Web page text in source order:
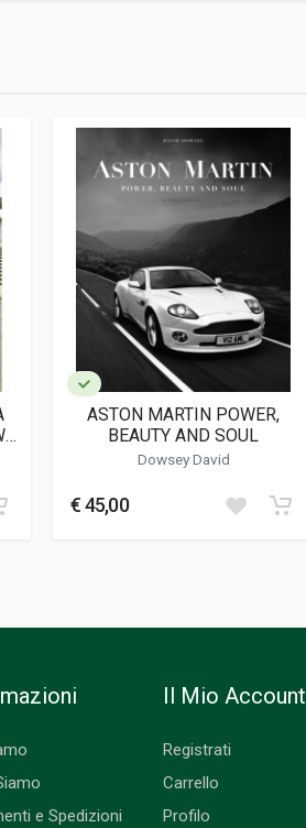
ASTON MARTIN POWER,
BEAUTY AND SOUL
Dowsey David
€ 45,00
e Spedizioni
Il Mio Account
Registrati
Carrello
Profilo